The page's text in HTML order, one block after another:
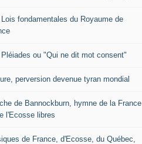
fondamentales du Royaume de
Pléiades ou "Qui ne dit mot consent"
perversion devenue tyran mondial
de Bannockburn, hymne de la France
l'Ecosse libres
de France, d'Ecosse, du Québec,